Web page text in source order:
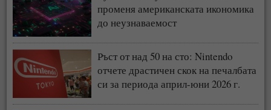
променя американската икономика
до неузнаваемост
Ръст от над 50 на сто: Nintendo
отчете драстичен скок на печалбата
си за периода април-юни 2026 г.